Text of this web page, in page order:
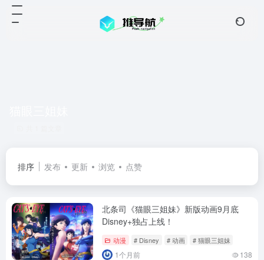
排序 发布 更新 浏览 点赞
北条司《猫眼三姐妹》新版动画9月底
Disney+独占上线！
动漫 # Disney # 动画 # 猫眼三姐妹
1个月前 138